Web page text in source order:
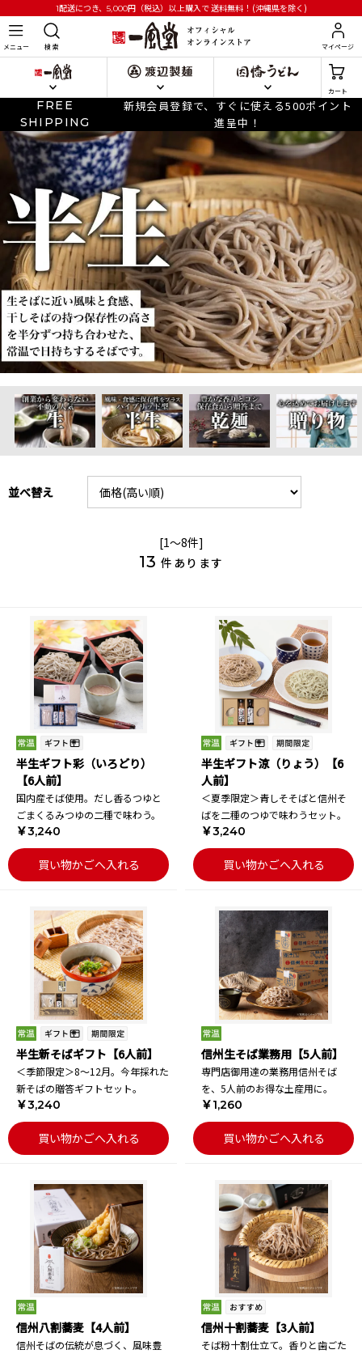
1配送につき、5,000円 （税込）以上購入で送料無料！(沖縄県を除く)
メニュー 検 索 マイページ
カート
FREE
SHIPPING
新規会員登録で、すぐに使える500ポイント
進呈中！
並べ替え
[1～8件]
13 件あります
半生ギフト彩（いろどり）
【6人前】
国内産そば使用。だし香るつゆと
ごまくるみつゆの二種で味わう。
￥3,240
買い物かごへ入れる
半生ギフト涼（りょう）【6
人前】
＜夏季限定＞青しそそばと信州そ
ばを二種のつゆで味わうセット。
￥3,240
買い物かごへ入れる
半生新そばギフト【6人前】
＜季節限定＞8～12月。今年採れた
新そばの贈答ギフトセット。
￥3,240
買い物かごへ入れる
信州生そば業務用【5人前】
専門店御用達の業務用信州そば
を、5人前のお得な土産用に。
￥1,260
買い物かごへ入れる
信州八割蕎麦【4人前】
信州そばの伝統が息づく、風味豊
信州十割蕎麦【3人前】
そば粉十割仕立て。香りと歯ごた